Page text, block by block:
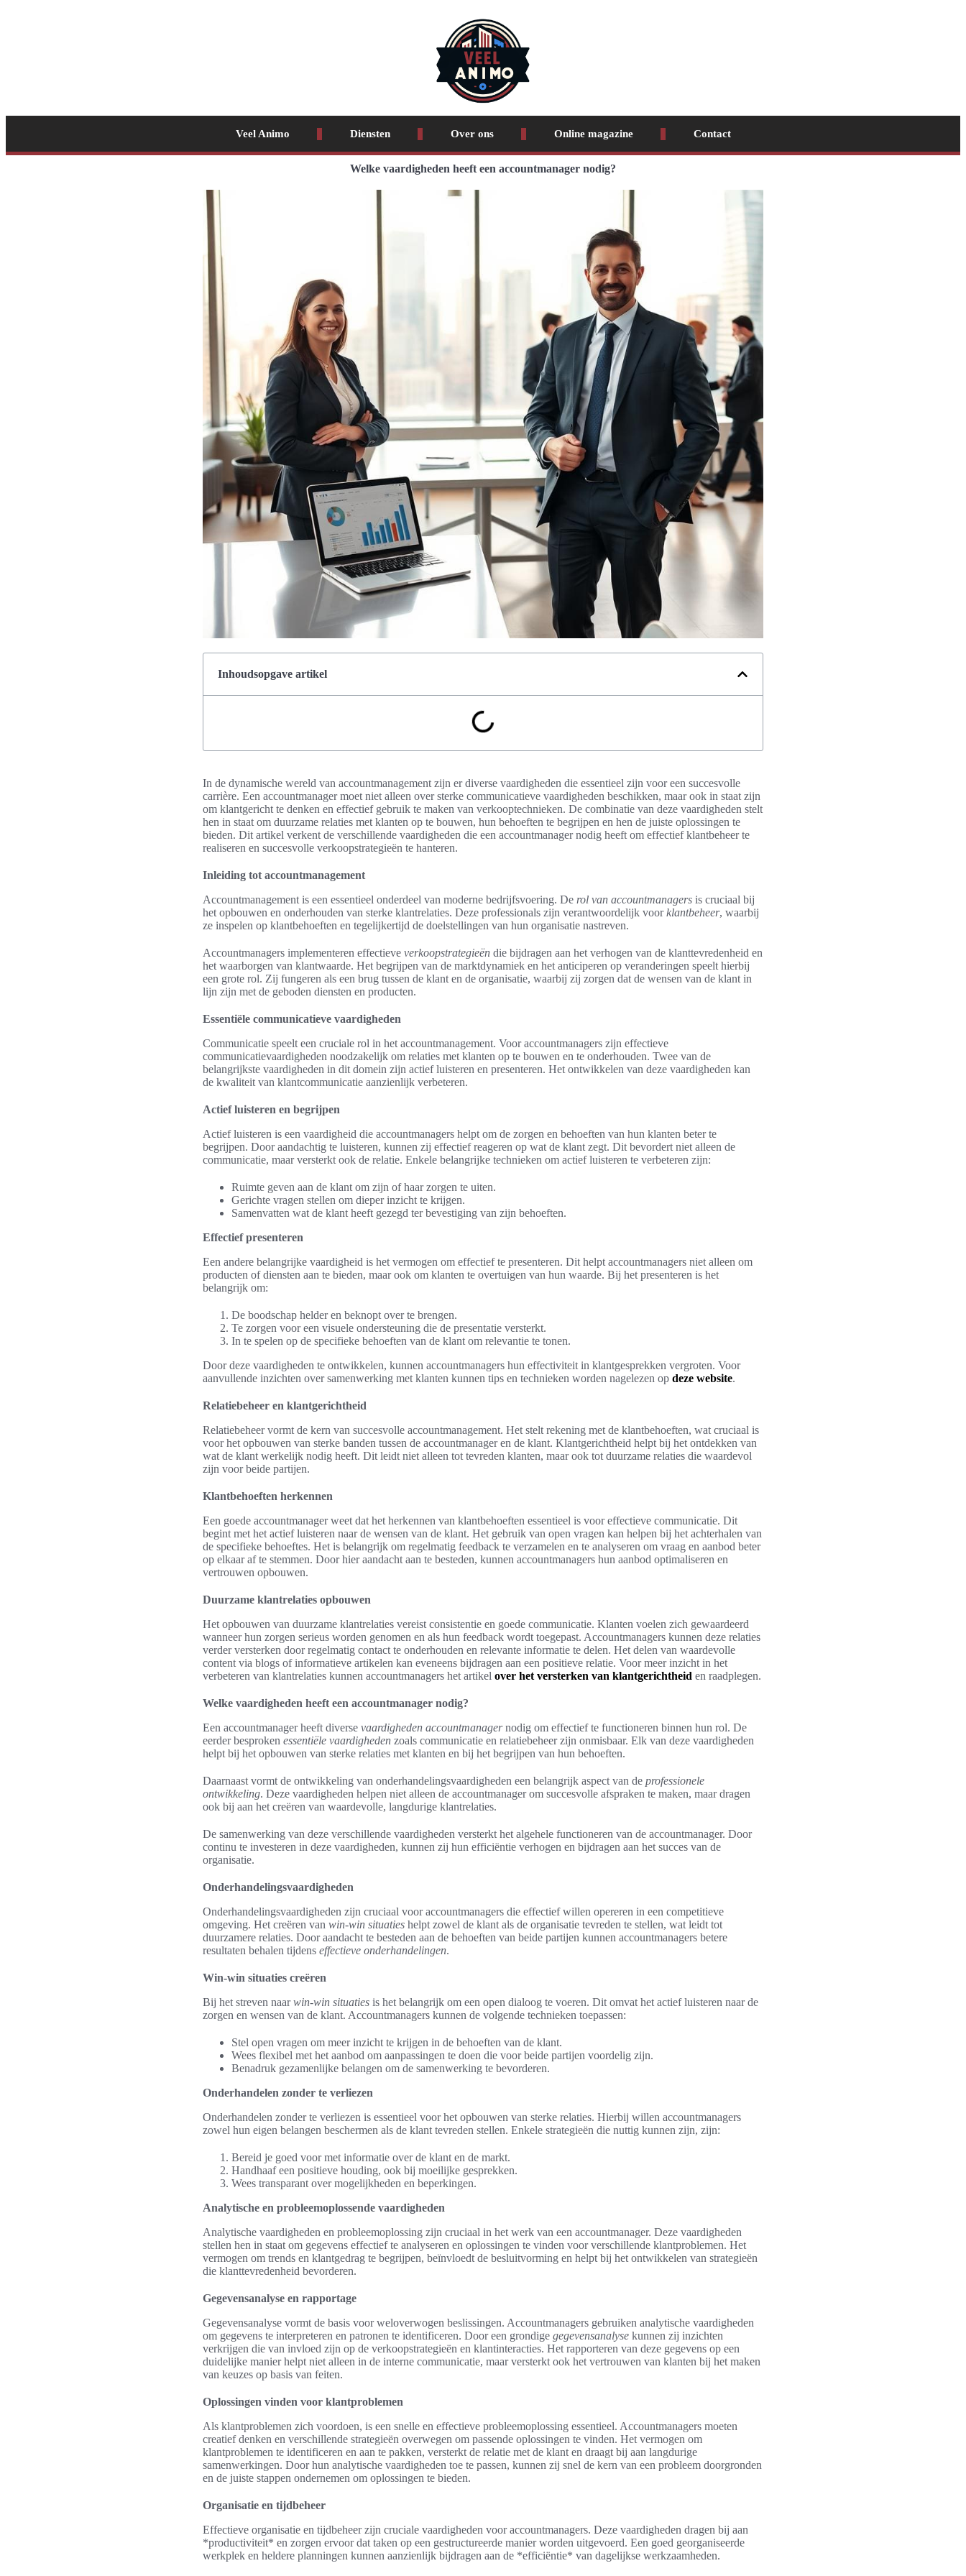
Veel Animo Diensten Over ons Online magazine Contact
Welke vaardigheden heeft een accountmanager nodig?
Inhoudsopgave artikel
In de dynamische wereld van accountmanagement zijn er diverse vaardigheden die essentieel zijn voor een succesvolle
carrière. Een accountmanager moet niet alleen over sterke communicatieve vaardigheden beschikken, maar ook in staat zijn
om klantgericht te denken en effectief gebruik te maken van verkooptechnieken. De combinatie van deze vaardigheden stelt
hen in staat om duurzame relaties met klanten op te bouwen, hun behoeften te begrijpen en hen de juiste oplossingen te
bieden. Dit artikel verkent de verschillende vaardigheden die een accountmanager nodig heeft om effectief klantbeheer te
realiseren en succesvolle verkoopstrategieën te hanteren.
Inleiding tot accountmanagement
Accountmanagement is een essentieel onderdeel van moderne bedrijfsvoering. De rol van accountmanagers is cruciaal bij
het opbouwen en onderhouden van sterke klantrelaties. Deze professionals zijn verantwoordelijk voorklantbeheer, waarbij
ze inspelen op klantbehoeften en tegelijkertijd de doelstellingen van hun organisatie nastreven.
Accountmanagers implementeren effectieve verkoopstrategieën die bijdragen aan het verhogen van de klanttevredenheid en
het waarborgen van klantwaarde. Het begrijpen van de marktdynamiek en het anticiperen op veranderingen speelt hierbij
een grote rol. Zij fungeren als een brug tussen de klant en de organisatie, waarbij zij zorgen dat de wensen van de klant in
lijn zijn met de geboden diensten en producten.
Essentiële communicatieve vaardigheden
Communicatie speelt een cruciale rol in het accountmanagement. Voor accountmanagers zijn effectieve
communicatievaardigheden noodzakelijk om relaties met klanten op te bouwen en te onderhouden. Twee van de
belangrijkste vaardigheden in dit domein zijn actief luisteren en presenteren. Het ontwikkelen van deze vaardigheden kan
de kwaliteit van klantcommunicatie aanzienlijk verbeteren.
Actief luisteren en begrijpen
Actief luisteren is een vaardigheid die accountmanagers helpt om de zorgen en behoeften van hun klanten beter te
begrijpen. Door aandachtig te luisteren, kunnen zij effectief reageren op wat de klant zegt. Dit bevordert niet alleen de
communicatie, maar versterkt ook de relatie. Enkele belangrijke technieken om actief luisteren te verbeteren zijn:
Ruimte geven aan de klant om zijn of haar zorgen te uiten.
Gerichte vragen stellen om dieper inzicht te krijgen.
Samenvatten wat de klant heeft gezegd ter bevestiging van zijn behoeften.
Effectief presenteren
Een andere belangrijke vaardigheid is het vermogen om effectief te presenteren. Dit helpt accountmanagers niet alleen om
producten of diensten aan te bieden, maar ook om klanten te overtuigen van hun waarde. Bij het presenteren is het
belangrijk om:
De boodschap helder en beknopt over te brengen.
Te zorgen voor een visuele ondersteuning die de presentatie versterkt.
In te spelen op de specifieke behoeften van de klant om relevantie te tonen.
Door deze vaardigheden te ontwikkelen, kunnen accountmanagers hun effectiviteit in klantgesprekken vergroten. Voor
aanvullende inzichten over samenwerking met klanten kunnen tips en technieken worden nagelezen op deze website.
Relatiebeheer en klantgerichtheid
Relatiebeheer vormt de kern van succesvolle accountmanagement. Het stelt rekening met de klantbehoeften, wat cruciaal is
voor het opbouwen van sterke banden tussen de accountmanager en de klant. Klantgerichtheid helpt bij het ontdekken van
wat de klant werkelijk nodig heeft. Dit leidt niet alleen tot tevreden klanten, maar ook tot duurzame relaties die waardevol
zijn voor beide partijen.
Klantbehoeften herkennen
Een goede accountmanager weet dat het herkennen van klantbehoeften essentieel is voor effectieve communicatie. Dit
begint met het actief luisteren naar de wensen van de klant. Het gebruik van open vragen kan helpen bij het achterhalen van
de specifieke behoeftes. Het is belangrijk om regelmatig feedback te verzamelen en te analyseren om vraag en aanbod beter
op elkaar af te stemmen. Door hier aandacht aan te besteden, kunnen accountmanagers hun aanbod optimaliseren en
vertrouwen opbouwen.
Duurzame klantrelaties opbouwen
Het opbouwen van duurzame klantrelaties vereist consistentie en goede communicatie. Klanten voelen zich gewaardeerd
wanneer hun zorgen serieus worden genomen en als hun feedback wordt toegepast. Accountmanagers kunnen deze relaties
verder versterken door regelmatig contact te onderhouden en relevante informatie te delen. Het delen van waardevolle
content via blogs of informatieve artikelen kan eveneens bijdragen aan een positieve relatie. Voor meer inzicht in het
verbeteren van klantrelaties kunnen accountmanagers het artikel over het versterken van klantgerichtheid en raadplegen.
Welke vaardigheden heeft een accountmanager nodig?
Een accountmanager heeft diverse vaardigheden accountmanagernodig om effectief te functioneren binnen hun rol. De
eerder besproken essentiële vaardigheden zoals communicatie en relatiebeheer zijn onmisbaar. Elk van deze vaardigheden
helpt bij het opbouwen van sterke relaties met klanten en bij het begrijpen van hun behoeften.
Daarnaast vormt de ontwikkeling van onderhandelingsvaardigheden een belangrijk aspect van de professionele
ontwikkeling. Deze vaardigheden helpen niet alleen de accountmanager om succesvolle afspraken te maken, maar dragen
ook bij aan het creëren van waardevolle, langdurige klantrelaties.
De samenwerking van deze verschillende vaardigheden versterkt het algehele functioneren van de accountmanager. Door
continu te investeren in deze vaardigheden, kunnen zij hun efficiëntie verhogen en bijdragen aan het succes van de
organisatie.
Onderhandelingsvaardigheden
Onderhandelingsvaardigheden zijn cruciaal voor accountmanagers die effectief willen opereren in een competitieve
omgeving. Het creëren van win-win situaties helpt zowel de klant als de organisatie tevreden te stellen, wat leidt tot
duurzamere relaties. Door aandacht te besteden aan de behoeften van beide partijen kunnen accountmanagers betere
resultaten behalen tijdens effectieve onderhandelingen.
Win-win situaties creëren
Bij het streven naarwin-win situaties is het belangrijk om een open dialoog te voeren. Dit omvat het actief luisteren naar de
zorgen en wensen van de klant. Accountmanagers kunnen de volgende technieken toepassen:
Stel open vragen om meer inzicht te krijgen in de behoeften van de klant.
Wees flexibel met het aanbod om aanpassingen te doen die voor beide partijen voordelig zijn.
Benadruk gezamenlijke belangen om de samenwerking te bevorderen.
Onderhandelen zonder te verliezen
Onderhandelen zonder te verliezen is essentieel voor het opbouwen van sterke relaties. Hierbij willen accountmanagers
zowel hun eigen belangen beschermen als de klant tevreden stellen. Enkele strategieën die nuttig kunnen zijn, zijn:
Bereid je goed voor met informatie over de klant en de markt.
Handhaaf een positieve houding, ook bij moeilijke gesprekken.
Wees transparant over mogelijkheden en beperkingen.
Analytische en probleemoplossende vaardigheden
Analytische vaardigheden en probleemoplossing zijn cruciaal in het werk van een accountmanager. Deze vaardigheden
stellen hen in staat om gegevens effectief te analyseren en oplossingen te vinden voor verschillende klantproblemen. Het
vermogen om trends en klantgedrag te begrijpen, beïnvloedt de besluitvorming en helpt bij het ontwikkelen van strategieën
die klanttevredenheid bevorderen.
Gegevensanalyse en rapportage
Gegevensanalyse vormt de basis voor weloverwogen beslissingen. Accountmanagers gebruiken analytische vaardigheden
om gegevens te interpreteren en patronen te identificeren. Door een grondige gegevensanalyse kunnen zij inzichten
verkrijgen die van invloed zijn op de verkoopstrategieën en klantinteracties. Het rapporteren van deze gegevens op een
duidelijke manier helpt niet alleen in de interne communicatie, maar versterkt ook het vertrouwen van klanten bij het maken
van keuzes op basis van feiten.
Oplossingen vinden voor klantproblemen
Als klantproblemen zich voordoen, is een snelle en effectieve probleemoplossing essentieel. Accountmanagers moeten
creatief denken en verschillende strategieën overwegen om passende oplossingen te vinden. Het vermogen om
klantproblemen te identificeren en aan te pakken, versterkt de relatie met de klant en draagt bij aan langdurige
samenwerkingen. Door hun analytische vaardigheden toe te passen, kunnen zij snel de kern van een probleem doorgronden
en de juiste stappen ondernemen om oplossingen te bieden.
Organisatie en tijdbeheer
Effectieve organisatie en tijdbeheer zijn cruciale vaardigheden voor accountmanagers. Deze vaardigheden dragen bij aan
*productiviteit* en zorgen ervoor dat taken op een gestructureerde manier worden uitgevoerd. Een goed georganiseerde
werkplek en heldere planningen kunnen aanzienlijk bijdragen aan de *efficiëntie* van dagelijkse werkzaamheden.